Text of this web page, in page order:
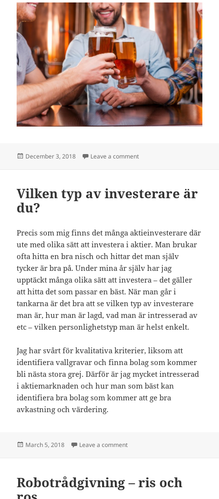
Posted
December 3, 2018 Leave a commenton En trevlig kväll med
Vilken typ av investerare är
du?
Precis som mig finns det många aktieinvesterare där
ute med olika sätt att investera i aktier. Man brukar
ofta hitta en bra nisch och hittar det man själv
tycker är bra på. Under mina år själv har jag
upptäckt många olika sätt att investera – det gäller
att hitta det som passar en bäst. När man går i
tankarna är det bra att se vilken typ av investerare
man är, hur man är lagd, vad man är intresserad av
etc – vilken personlighetstyp man är helst enkelt.
Jag har svårt för kvalitativa kriterier, liksom att
identifiera vallgravar och finna bolag som kommer
bli nästa stora grej. Därför är jag mycket intresserad
i aktiemarknaden och hur man som bäst kan
identifiera bra bolag som kommer att ge bra
avkastning och värdering.
Posted
March 5, 2018 Leave a commenton Vilken typ av investerare är
Robotrådgivning – ris och